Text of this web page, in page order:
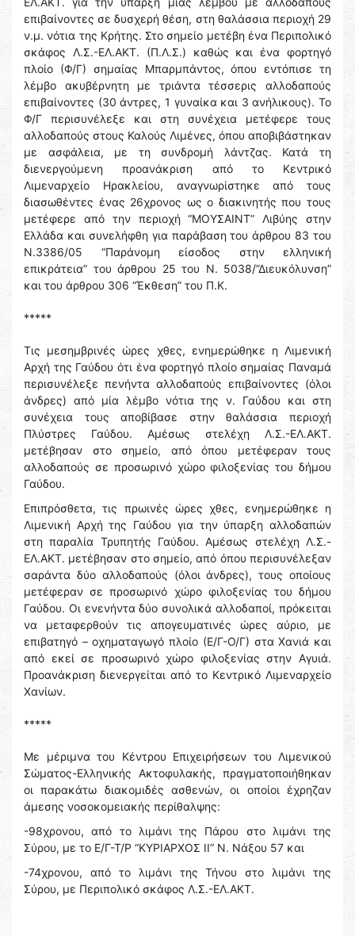
επιβαίνοντες σε δυσχερή θέση, στη θαλάσσια περιοχή 29
ν.μ. νότια της Κρήτης. Στο σημείο μετέβη ένα Περιπολικό
σκάφος Λ.Σ.-ΕΛ.ΑΚΤ. (Π.Λ.Σ.) καθώς και ένα φορτηγό
πλοίο (Φ/Γ) σημαίας Μπαρμπάντος, όπου εντόπισε τη
λέμβο ακυβέρνητη με τριάντα τέσσερις αλλοδαπούς
επιβαίνοντες (30 άντρες, 1 γυναίκα και 3 ανήλικους). Το
Φ/Γ περισυνέλεξε και στη συνέχεια μετέφερε τους
αλλοδαπούς στους Καλούς Λιμένες, όπου αποβιβάστηκαν
με ασφάλεια, με τη συνδρομή λάντζας. Κατά τη
διενεργούμενη προανάκριση από το Κεντρικό
Λιμεναρχείο Ηρακλείου, αναγνωρίστηκε από τους
διασωθέντες ένας 26χρονος ως ο διακινητής που τους
μετέφερε από την περιοχή “ΜΟΥΣΑΙΝΤ” Λιβύης στην
Ελλάδα και συνελήφθη για παράβαση του άρθρου 83 του
Ν.3386/05 “Παράνομη είσοδος στην ελληνική
επικράτεια” του άρθρου 25 του Ν. 5038/”Διευκόλυνση”
και του άρθρου 306 “Έκθεση” του Π.Κ.
*****
Τις μεσημβρινές ώρες χθες, ενημερώθηκε η Λιμενική
Αρχή της Γαύδου ότι ένα φορτηγό πλοίο σημαίας Παναμά
περισυνέλεξε πενήντα αλλοδαπούς επιβαίνοντες (όλοι
άνδρες) από μία λέμβο νότια της ν. Γαύδου και στη
συνέχεια τους αποβίβασε στην θαλάσσια περιοχή
Πλύστρες Γαύδου. Αμέσως στελέχη Λ.Σ.-ΕΛ.ΑΚΤ.
μετέβησαν στο σημείο, από όπου μετέφεραν τους
αλλοδαπούς σε προσωρινό χώρο φιλοξενίας του δήμου
Γαύδου.
Επιπρόσθετα, τις πρωινές ώρες χθες, ενημερώθηκε η
Λιμενική Αρχή της Γαύδου για την ύπαρξη αλλοδαπών
στη παραλία Τρυπητής Γαύδου. Αμέσως στελέχη Λ.Σ.-
ΕΛ.ΑΚΤ. μετέβησαν στο σημείο, από όπου περισυνέλεξαν
σαράντα δύο αλλοδαπούς (όλοι άνδρες), τους οποίους
μετέφεραν σε προσωρινό χώρο φιλοξενίας του δήμου
Γαύδου. Οι ενενήντα δύο συνολικά αλλοδαποί, πρόκειται
να μεταφερθούν τις απογευματινές ώρες αύριο, με
επιβατηγό – οχηματαγωγό πλοίο (Ε/Γ-Ο/Γ) στα Χανιά και
από εκεί σε προσωρινό χώρο φιλοξενίας στην Αγυιά.
Προανάκριση διενεργείται από το Κεντρικό Λιμεναρχείο
Χανίων.
*****
Με μέριμνα του Κέντρου Επιχειρήσεων του Λιμενικού
Σώματος-Ελληνικής Ακτοφυλακής, πραγματοποιήθηκαν
οι παρακάτω διακομιδές ασθενών, οι οποίοι έχρηζαν
άμεσης νοσοκομειακής περίθαλψης:
-98χρονου, από το λιμάνι της Πάρου στο λιμάνι της
Σύρου, με το Ε/Γ-Τ/Ρ “ΚΥΡΙΑΡΧΟΣ II” Ν. Νάξου 57 και
-74χρονου, από το λιμάνι της Τήνου στο λιμάνι της
Σύρου, με Περιπολικό σκάφος Λ.Σ.-ΕΛ.ΑΚΤ.